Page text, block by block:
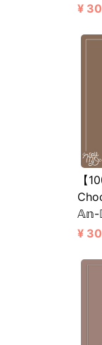
¥
【
𝔸𝕟-
¥